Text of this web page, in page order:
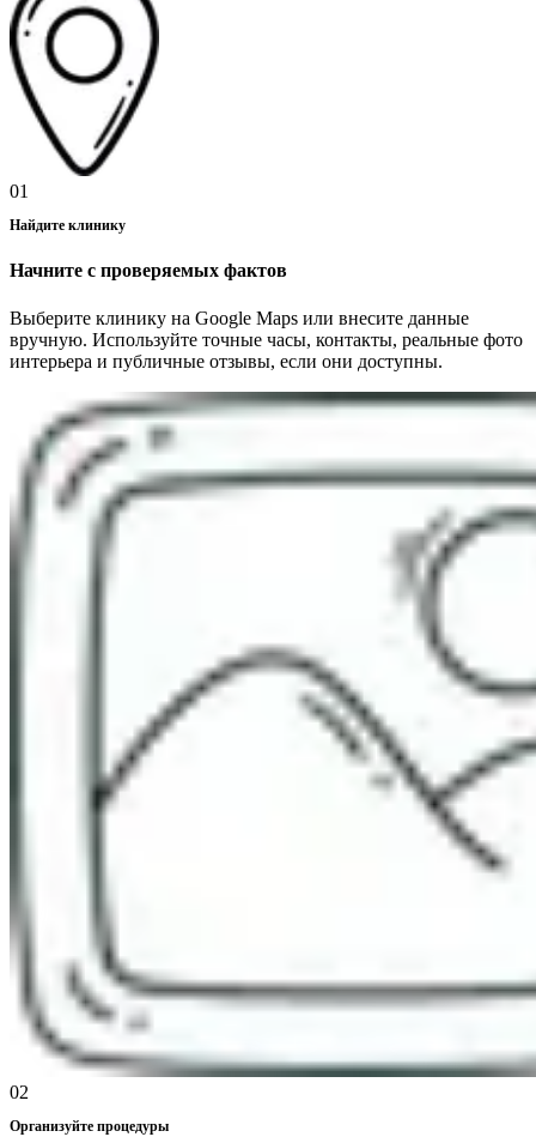
01
Найдите клинику
Начните с проверяемых фактов
Выберите клинику на Google Maps или внесите данные
вручную. Используйте точные часы, контакты, реальные фото
интерьера и публичные отзывы, если они доступны.
02
Организуйте процедуры